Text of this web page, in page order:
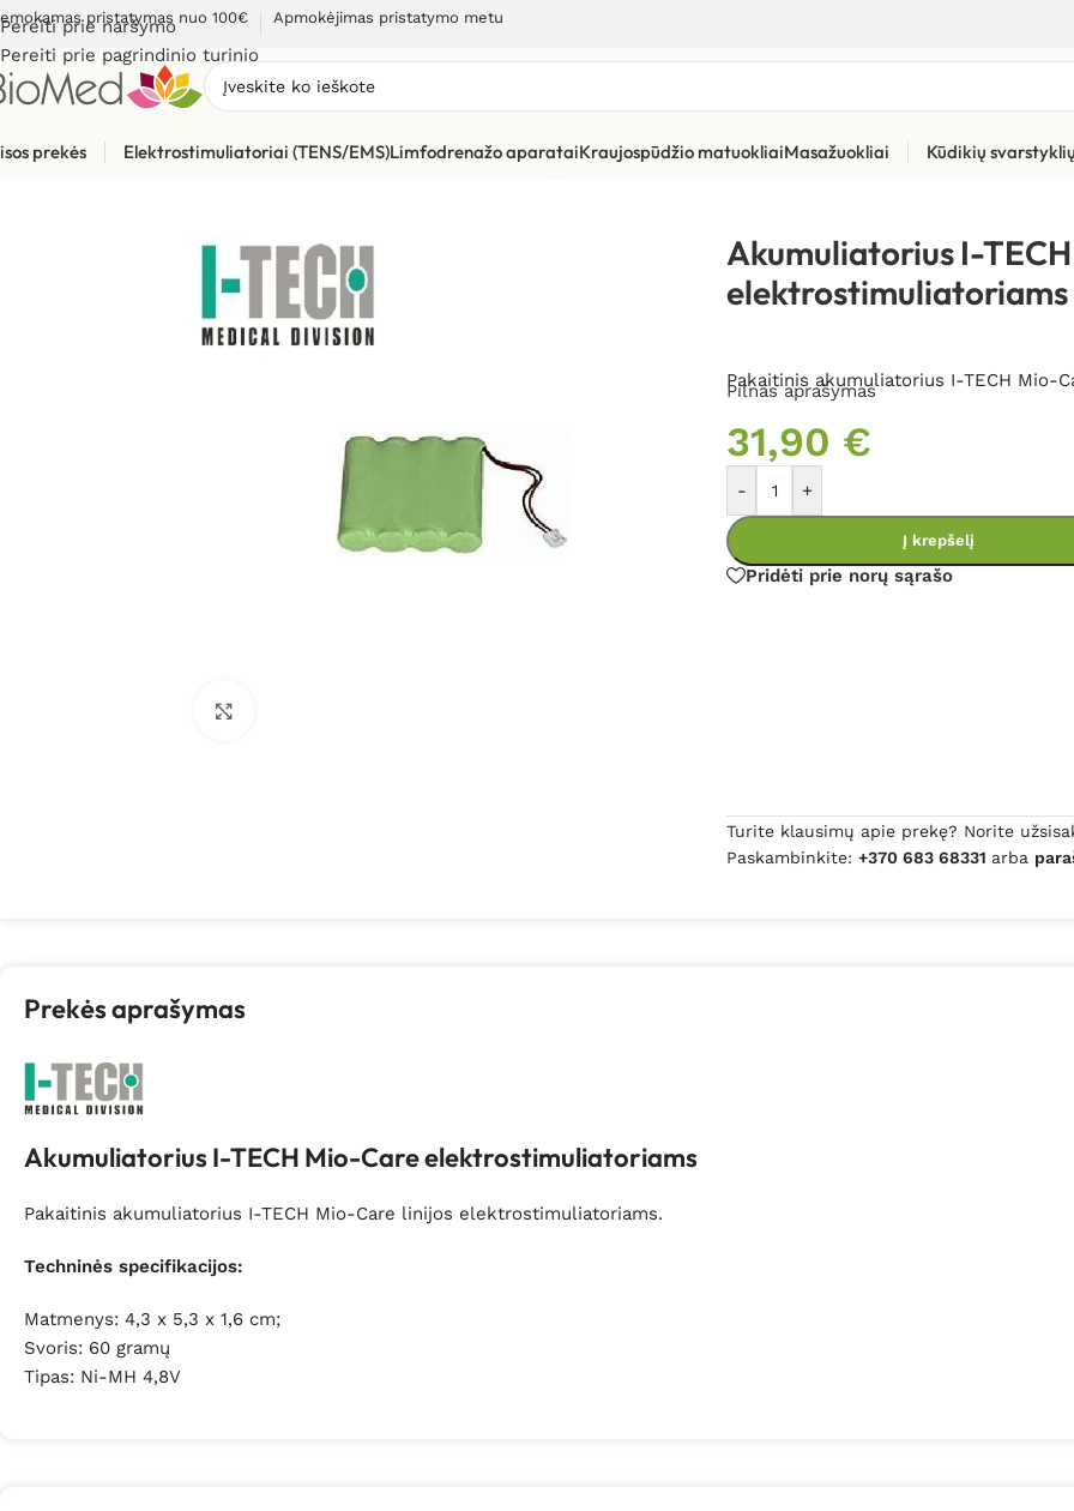
Pereiti prie naršymo
Pereiti prie pagrindinio turinio
pristatymas nuo 100€ Apmokėjimas pristatymo metu
prekės Elektrostimuliatoriai (TENS/EMS)Limfodrenažo aparataiKraujospūdžio matuokliaiMasažuokliai Kūdikių
Elektrostimuliacijai (TENS / EMS) Akumuliatorius I-TECH Mio-Care
Akumuliatorius I-
elektrostimuliatoriams
Pakaitinis akumuliatorius I-TECH Mio-
Pilnas aprašymas
31,90 €
- +
Į krepšelį
Pridėti prie norų sąrašo
Turite klausimų apie prekę? Norite
Paskambinkite:+370 683 68331 arba
Prekės aprašymas
Akumuliatorius I-TECH Mio-Care elektrostimuliatoriams
Pakaitinis akumuliatorius I-TECH Mio-Care linijos elektrostimuliatoriams.
Techninės specifikacijos:
Matmenys: 4,3 x 5,3 x 1,6 cm;
Svoris: 60 gramų
Tipas: Ni-MH 4,8V